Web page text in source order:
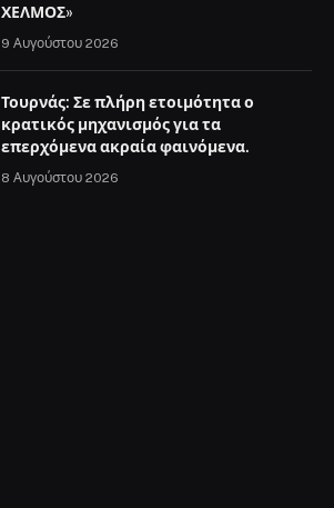
ΧΕΛΜΟΣ»
9 Αυγούστου 2026
Τουρνάς: Σε πλήρη ετοιμότητα ο
κρατικός μηχανισμός για τα
επερχόμενα ακραία φαινόμενα.
8 Αυγούστου 2026